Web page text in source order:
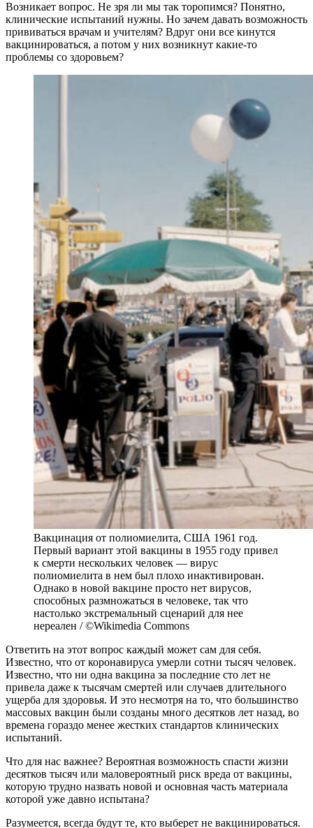
Возникает вопрос. Не зря ли мы так торопимся? Понятно,
клинические испытаний нужны. Но зачем давать возможность
прививаться врачам и учителям? Вдруг они все кинутся
вакцинироваться, а потом у них возникнут какие-то
проблемы со здоровьем?
Вакцинация от полиомиелита, США 1961 год.
Первый вариант этой вакцины в 1955 году привел
к смерти нескольких человек — вирус
полиомиелита в нем был плохо инактивирован.
Однако в новой вакцине просто нет вирусов,
способных размножаться в человеке, так что
настолько экстремальный сценарий для нее
нереален / ©Wikimedia Commons
Ответить на этот вопрос каждый может сам для себя.
Известно, что от коронавируса умерли сотни тысяч человек.
Известно, что ни одна вакцина за последние сто лет не
привела даже к тысячам смертей или случаев длительного
ущерба для здоровья. И это несмотря на то, что большинство
массовых вакцин были созданы много десятков лет назад, во
времена гораздо менее жестких стандартов клинических
испытаний.
Что для нас важнее? Вероятная возможность спасти жизни
десятков тысяч или маловероятный риск вреда от вакцины,
которую трудно назвать новой и основная часть материала
которой уже давно испытана?
Разумеется, всегда будут те, кто выберет не вакцинироваться.